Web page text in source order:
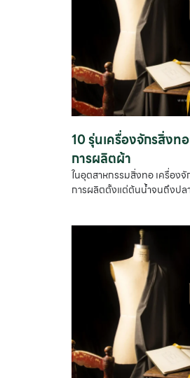
10 รุ่นเครื่องจักรสิ่ง
การผลิตผ้า
ในอุตสาหกรรมสิ่งทอ เครื่อง
การผลิตตั้งแต่ต้นน้ำจนถึงปล